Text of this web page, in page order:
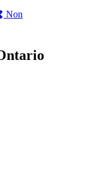
Non
m’a